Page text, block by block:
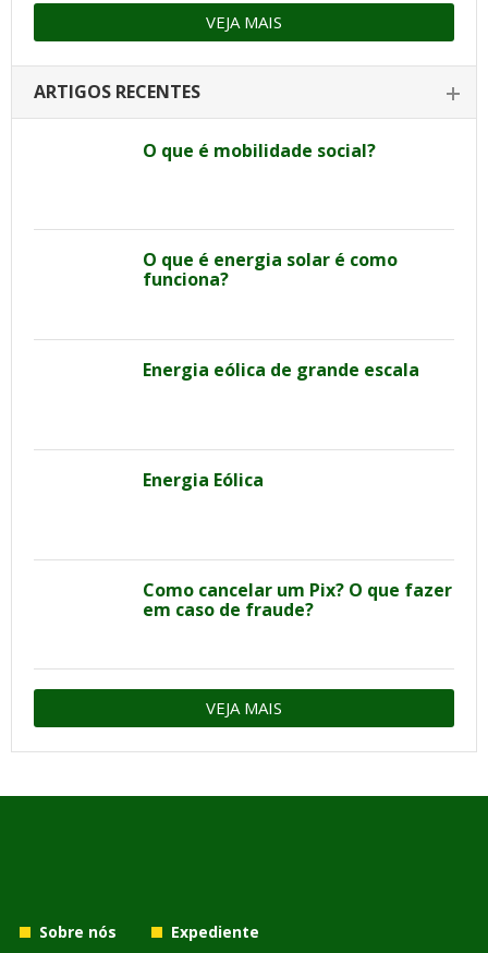
VEJA MAIS
ARTIGOS RECENTES
O que é mobilidade social?
O que é energia solar é como
funciona?
Energia eólica de grande escala
Energia Eólica
Como cancelar um Pix? O que fazer
em caso de fraude?
VEJA MAIS
Sobre nós Expediente